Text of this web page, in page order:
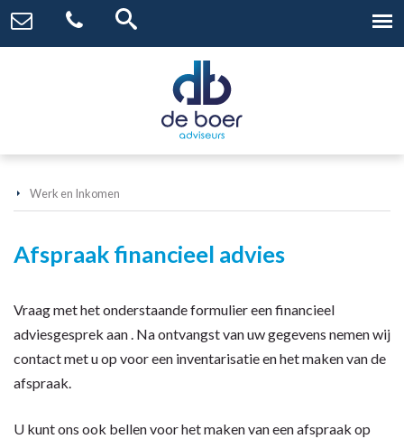
Werk en Inkomen
Afspraak financieel advies
Vraag met het onderstaande formulier een financieel
adviesgesprek aan . Na ontvangst van uw gegevens nemen wij
contact met u op voor een inventarisatie en het maken van de
afspraak.
U kunt ons ook bellen voor het maken van een afspraak op